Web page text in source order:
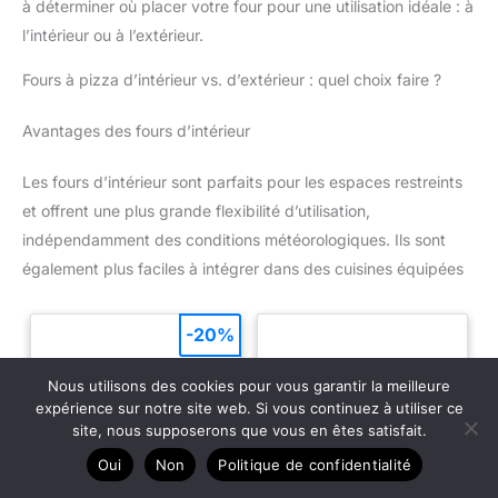
à déterminer où placer votre four pour une utilisation idéale : à
l’intérieur ou à l’extérieur.
Fours à pizza d’intérieur vs. d’extérieur : quel choix faire ?
Avantages des fours d’intérieur
Les fours d’intérieur sont parfaits pour les espaces restreints
et offrent une plus grande flexibilité d’utilisation,
indépendamment des conditions météorologiques. Ils sont
également plus faciles à intégrer dans des cuisines équipées
-20%
Nous utilisons des cookies pour vous garantir la meilleure
expérience sur notre site web. Si vous continuez à utiliser ce
site, nous supposerons que vous en êtes satisfait.
Oui
Non Politique de confidentialité